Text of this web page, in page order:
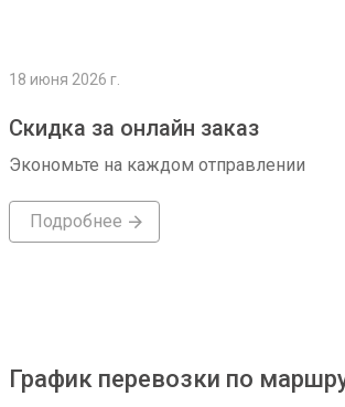
18 июня 2026 г.
Скидка за онлайн заказ
Экономьте на каждом отправлении
Подробнее
График перевозки по